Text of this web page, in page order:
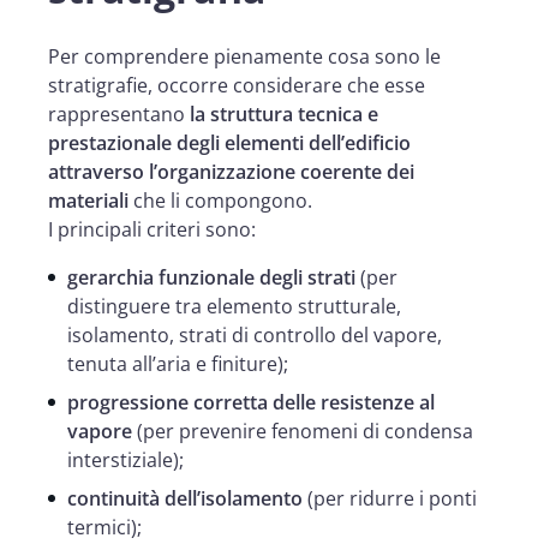
Per comprendere pienamente cosa sono le
stratigrafie, occorre considerare che esse
rappresentano la struttura tecnica e
prestazionale degli elementi dell’edificio
attraverso l’organizzazione coerente dei
materiali che li compongono.
I principali criteri sono:
gerarchia funzionale degli strati(per
distinguere tra elemento strutturale,
isolamento, strati di controllo del vapore,
tenuta all’aria e finiture);
progressione corretta delle resistenze al
vapore(per prevenire fenomeni di condensa
interstiziale);
continuità dell’isolamento (per ridurre i ponti
termici);